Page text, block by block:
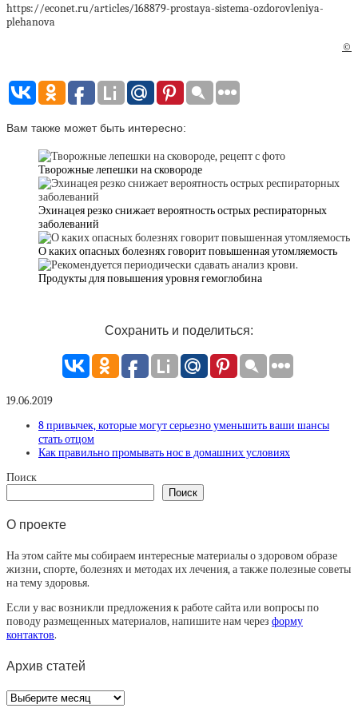
https://econet.ru/articles/168879-prostaya-sistema-ozdorovleniya-
plehanova
©
Вам также может быть интересно:
Творожные лепешки на сковороде
Эхинацея резко снижает вероятность острых респираторных
заболеваний
О каких опасных болезнях говорит повышенная утомляемость
Продукты для повышения уровня гемоглобина
Сохранить и поделиться:
19.06.2019
8 привычек, которые могут серьезно уменьшить ваши шансы
стать отцом
Как правильно промывать нос в домашних условиях
Поиск
Поиск
О проекте
На этом сайте мы собираем интересные материалы о здоровом образе
жизни, спорте, болезнях и методах их лечения, а также полезные советы
на тему здоровья.
Если у вас возникли предложения к работе сайта или вопросы по
поводу размещенных материалов, напишите нам через форму
контактов.
Архив статей
Архив
статей